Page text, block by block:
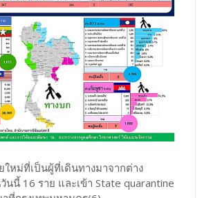
ใหม่ที่เป็นผู้ที่เดินทางมาจากต่าง
นนี้ 16 ราย และเข้า State quarantine